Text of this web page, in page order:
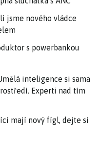
jsme nového vládce
s powerbankou
inteligence si sama
Experti nad tím
mají nový fígl, dejte si